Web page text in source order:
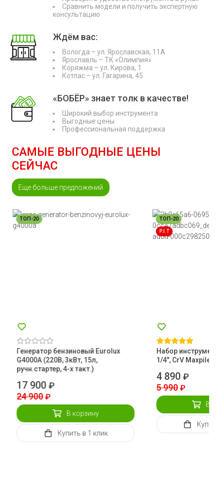
Сравнить модели и получить экспертную
консультацию
Ждём вас:
Вологда – ул. Ярославская, 11А
Ярославль – ТК «Олимпия»
Коряжма – ул. Кирова, 1
Котлас – ул. Гагарина, 45
«БОБЁР» знает толк в качестве!
Широкий выбор инструмента
Выгодные цены
Профессиональная поддержка
САМЫЕ ВЫГОДНЫЕ ЦЕНЫ
СЕЙЧАС
Еще больше предложений
ТОП-20
Генератор бензиновый Eurolux
G4000A (220В, 3кВт, 15л,
ручн.стартер, 4-х такт.)
17 900₽
24 900 ₽
В корзину
Купить в 1 клик
ТОП-20
P.I.T
Набор
1/4", CrV Maxpiler
4 890 ₽
5 990 ₽
В
Купить